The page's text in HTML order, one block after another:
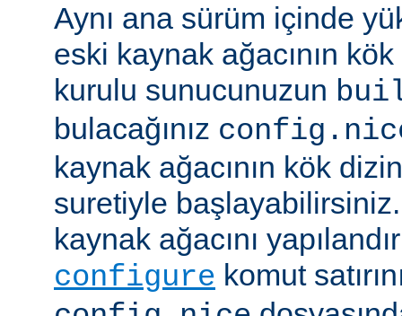
Aynı ana sürüm içinde
eski kaynak ağacının
kurulu sunucunuzun
bulacağınız
kaynak ağacının kök
suretiyle
kaynak ağacını
configure komut